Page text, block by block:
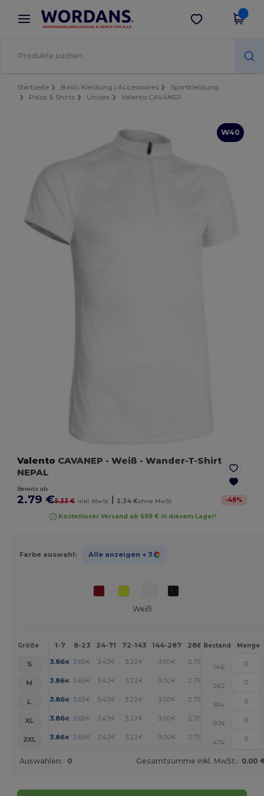
× Wordans App
Bessere Preise in der App!
App holen
Startseite Basic Kleidung | Accessoires
Sportkleidung
Polos & Shirts
Unisex Valento CAVANEP
W40
Valento CAVANEP - Weiß - Wander-T-Shirt
NEPAL
Bereits ab
2.79 €5.33 € inkl. MwSt | 2.34 €ohne MwSt -48%
Kostenloser Versand ab 699 € in diesem Lager!
Farbe auswahl: Alle anzeigen + 3
Weiß
Größe 1-7 8-23 24-71 72-143 144-287 288 + Mehr
Bestand Menge
S 3.86€ 3.65€ 3.43€ 3.22 € 3.00€ 2.79 +
146
M
3.86€ 3.65€ 3.43€ 3.22 € 3.00€ 2.79 +
262
L
3.86€ 3.65€ 3.43€ 3.22 € 3.00€ 2.79 +
814
XL
3.86€ 3.65€ 3.43€ 3.22 € 3.00€ 2.79 +
974
2XL
3.86€ 3.65€ 3.43€ 3.22 € 3.00€ 2.79 +
474
Auswahlen: 0 Gesamtsumme inkl. MwSt.: 0.00